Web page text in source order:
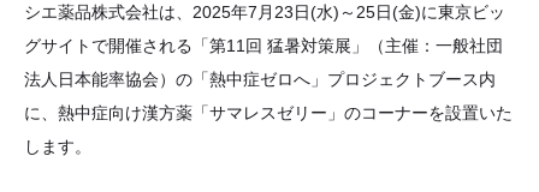
シエ薬品株式会社は、2025年7月23日(水)～25日(金)に東京ビッ
グサイトで開催される「第11回 猛暑対策展」（主催：一般社団
法人日本能率協会）の「熱中症ゼロへ」プロジェクトブース内
に、熱中症向け漢方薬「サマレスゼリー」のコーナーを設置いた
します。